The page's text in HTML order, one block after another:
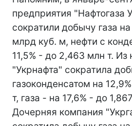
предприятия "Нафтогаза
сократили добычу газа
млрд куб. м, нефти с
11,5% - до 2,463 млн т. Из
"Укрнафта" сократила
газоконденсатом на
т, газа - на 17,6% - до
Дочерняя компания